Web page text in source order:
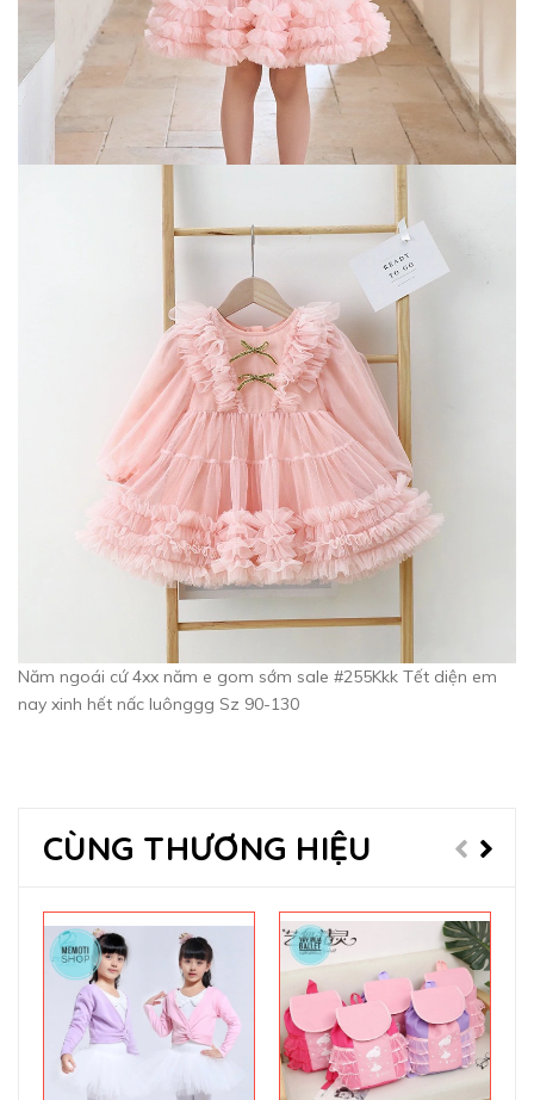
Năm ngoái cứ 4xx năm e gom sớm sale #255Kkk Tết diện em
nay xinh hết nấc luônggg Sz 90-130
CÙNG THƯƠNG HIỆU